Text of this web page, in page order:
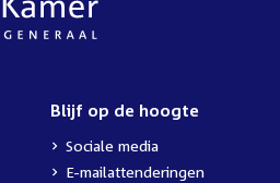
Blijf op de hoogte
Sociale media
E-mailattenderingen